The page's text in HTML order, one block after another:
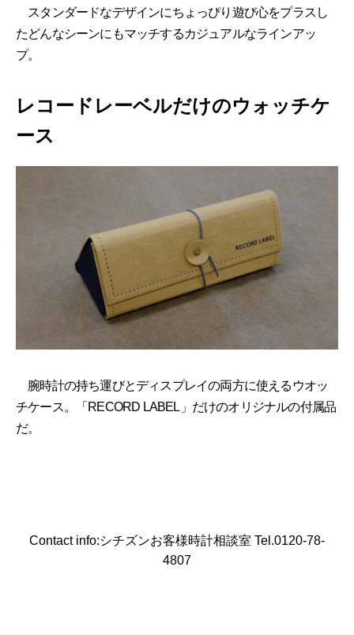
スタンダードなデザインにちょっぴり遊び⼼をプラスし
たどんなシーンにもマッチするカジュアルなラインアッ
プ。
レコードレーベルだけのウォッチケ
ース
腕時計の持ち運びとディスプレイの両⽅に使えるウオッ
チケース。「RECORD LABEL」だけのオリジナルの付属品
だ。
Contact info:シチズンお客様時計相談室 Tel.0120-78-
4807